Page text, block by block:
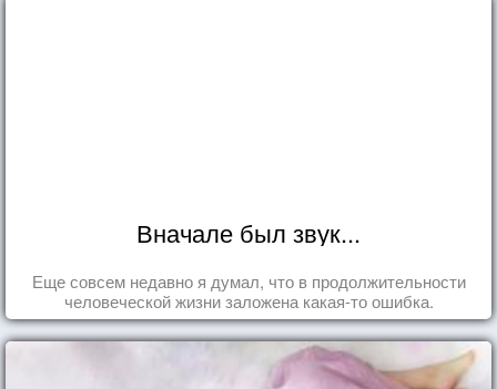
Вначале был звук...
Еще совсем недавно я думал, что в продолжительности
человеческой жизни заложена какая-то ошибка.